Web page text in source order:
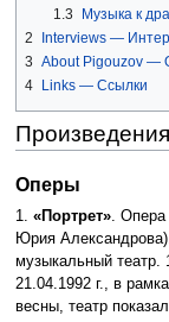
1.3
Музыка к
2
Interviews —
3 About Pigouzov —
4
Links — Ссылки
Произведения
Оперы
1. «Портрет». Опера
Юрия
музыкальный театр.
21.04.1992 г., в
весны, театр